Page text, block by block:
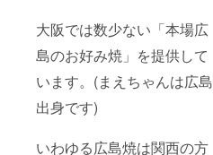
大阪では数少ない「本場広
島のお好み焼」を提供して
います。(まえちゃんは広島
出身です)
いわゆる広島焼は関西の方